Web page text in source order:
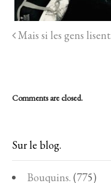
Mais si les gens lisent.
Comments are closed.
Sur le blog.
Bouquins. (775)